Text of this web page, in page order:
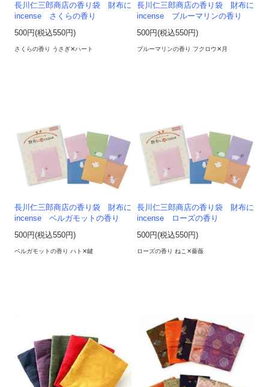
長川仁三郎商店の香り袋 財布に
incense さくらの香り
500円(税込550円)
さくらの香り うさぎ✕ハート
長川仁三郎商店の香り袋 財布に
incense ブルーマリンの香り
500円(税込550円)
ブルーマリンの香り フクロウ✕月
長川仁三郎商店の香り袋 財布に
incense ベルガモットの香り
500円(税込550円)
ベルガモットの香り ハト✕鍵
長川仁三郎商店の香り袋 財布に
incense ローズの香り
500円(税込550円)
ローズの香り ねこ✕薔薇